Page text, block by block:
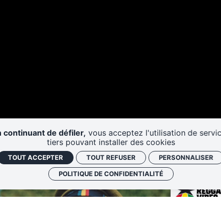
continuant de défiler, vous acceptez l'utilisation de
tiers pouvant installer des cookies
TOUT ACCEPTER TOUT REFUSER PERSONNALISER
POLITIQUE DE CONFIDENTIALITÉ